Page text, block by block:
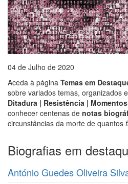
04 de Julho de 2020
Aceda à página Temas em
sobre variados temas, organizados
Ditadura | Resistência |
conhecer centenas de notas
circunstâncias da morte de quantos
Biografias em
António Guedes Oliveira